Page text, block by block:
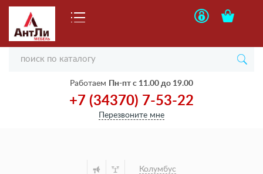
Работаем Пн-пт с 11.00 до 19.00
+7 (34370) 7-53-22
Перезвоните мне
Колумбус